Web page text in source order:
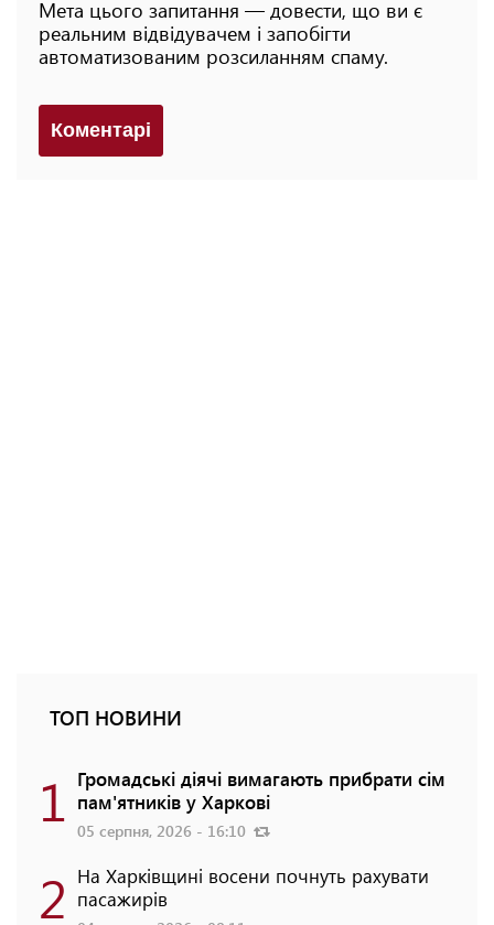
Мета цього запитання — довести, що ви є
реальним відвідувачем і запобігти
автоматизованим розсиланням спаму.
Коментарi
ТОП НОВИНИ
1 Громадські діячі вимагають прибрати сім
пам'ятників у Харкові
05 серпня, 2026 - 16:10
2 На Харківщині восени почнуть рахувати
пасажирів